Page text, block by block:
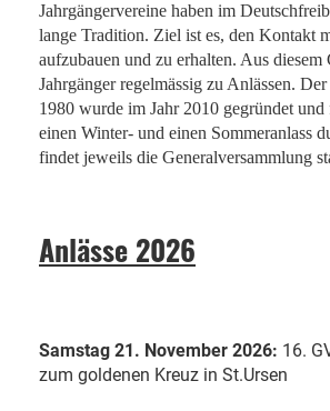
Jahrgängervereine haben im
lange Tradition. Ziel ist es, den Kontakt
aufzubauen und zu erhalten. Aus
Jahrgänger regelmässig zu Anlässen.
1980 wurde im Jahr 2010 gegründet
einen Winter- und einen Sommeranlass
findet jeweils die Generalversammlung
Anlässe 2026
Samstag 21. November 2026: 16.
zum goldenen Kreuz in St.Ursen